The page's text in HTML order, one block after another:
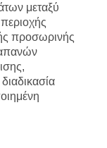
μεταξύ
προσωρινής